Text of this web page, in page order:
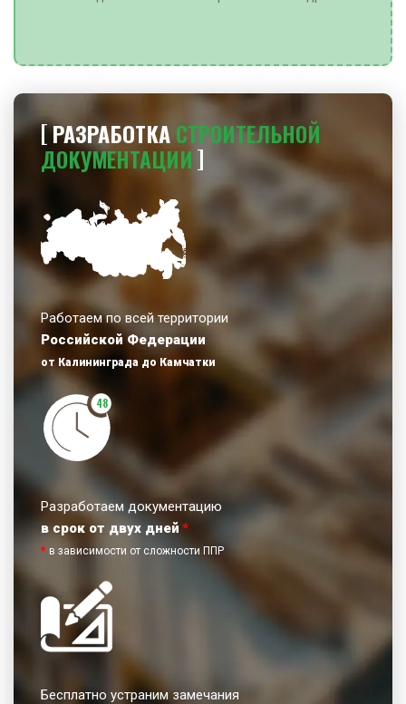
РАЗРАБОТКАСТРОИТЕЛЬНОЙ
ДОКУМЕНТАЦИИ
Работаем по всей территории
Российской Федерации
от Калининграда до Камчатки
48
Разработаем документацию
в срок от двух дней *
* в зависимости от сложности ППР
Бесплатно устраним замечания